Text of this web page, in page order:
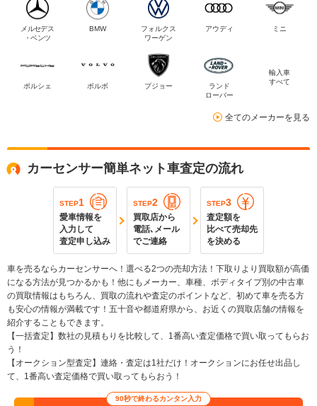
メルセデス
・ベンツ
BMW
フォルクス
ワーゲン
アウディ ミニ
ポルシェ ボルボ プジョー
ランド
ローバー
輸入車
すべて
全てのメーカーを見る
カーセンサー簡単ネット車査定の流れ
STEP1
愛車情報を
入力して
査定申し込み
STEP2
買取店から
電話､メール
でご連絡
STEP3
査定額を
比べて売却先
を決める
車を売るならカーセンサーへ！選べる2つの売却方法！下取りより買取額が高価
になる方法が見つかるかも！他にもメーカー、車種、ボディタイプ別の中古車
の買取情報はもちろん、買取の流れや査定のポイントなど、初めて車を売る方
も安心の情報が満載です！五十音や都道府県から、お近くの買取店舗の情報を
紹介することもできます。
【一括査定】数社の見積もりを比較して、1番高い査定価格で買い取ってもらお
う！
【オークション型査定】連絡・査定は1社だけ！オークションにお任せ出品し
て、1番高い査定価格で買い取ってもらおう！
90秒で終わるカンタン入力